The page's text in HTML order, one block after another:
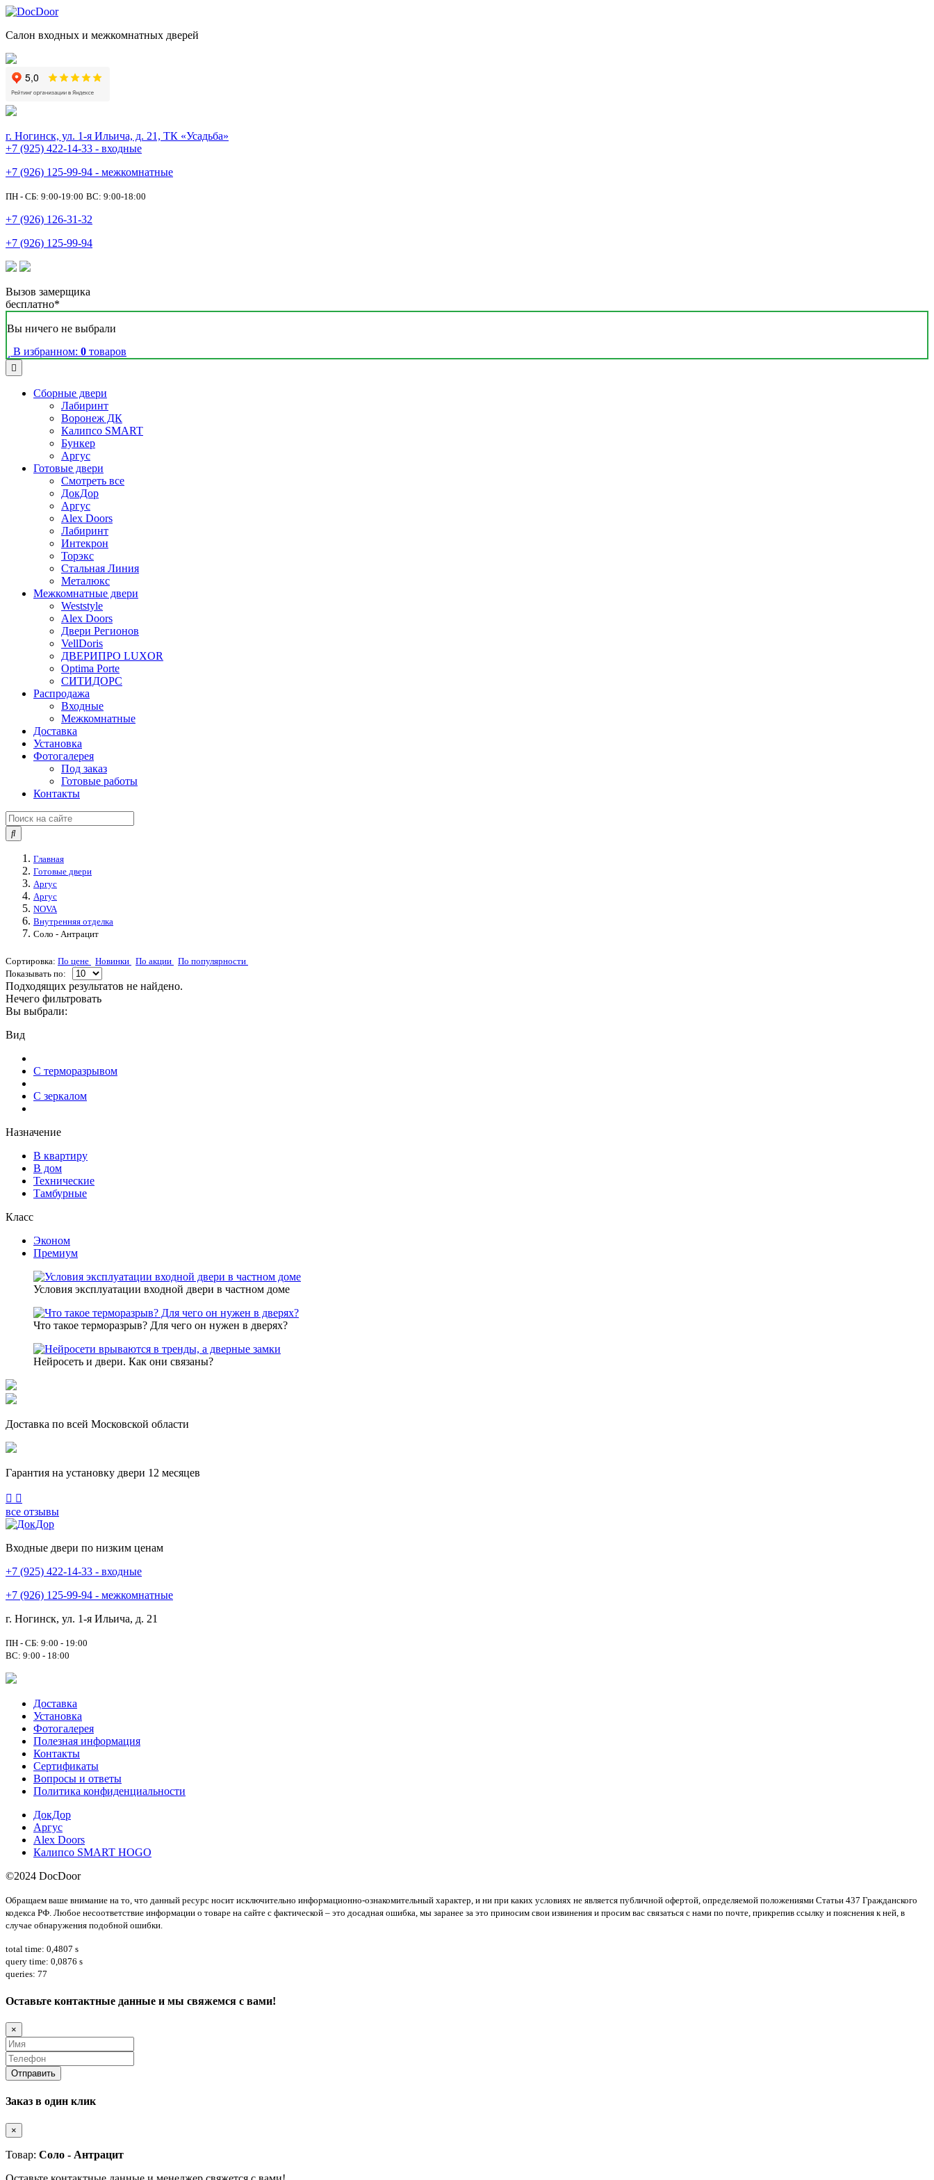
Салон входных и межкомнатных дверей
г. Ногинск, ул. 1-я Ильича, д. 21, ТК «Усадьба»
+7 (925) 422-14-33 - входные
+7 (926) 125-99-94 - межкомнатные
ПН - СБ: 9:00-19:00 ВС: 9:00-18:00
+7 (926) 126-31-32
+7 (926) 125-99-94
Вызов замерщика
бесплатно*
Вы ничего не выбрали
В избранном: 0 товаров
Сборные двери
Лабиринт
Воронеж ДК
Калипсо SMART
Бункер
Аргус
Готовые двери
Смотреть все
ДокДор
Аргус
Alex Doors
Лабиринт
Интекрон
Торэкс
Стальная Линия
Металюкс
Межкомнатные двери
Weststyle
Alex Doors
Двери Регионов
VellDoris
ДВЕРИПРО LUXOR
Optima Porte
СИТИДОРС
Распродажа
Входные
Межкомнатные
Доставка
Установка
Фотогалерея
Под заказ
Готовые работы
Контакты
Главная
Готовые двери
Аргус
Аргус
NOVA
Внутренняя отделка
Соло - Антрацит
Сортировка: По цене Новинки По акции По популярности
Показывать по:
Подходящих результатов не найдено.
Нечего фильтровать
Вы выбрали:
Вид
С терморазрывом
С зеркалом
Назначение
В квартиру
В дом
Технические
Тамбурные
Класс
Эконом
Премиум
Условия эксплуатации входной двери в частном доме
Что такое терморазрыв? Для чего он нужен в дверях?
Нейросеть и двери. Как они связаны?
Доставка по всей Московской области
Гарантия на установку двери 12 месяцев
Previous
все отзывы
Входные двери по низким ценам
+7 (925) 422-14-33 - входные
+7 (926) 125-99-94 - межкомнатные
г. Ногинск, ул. 1-я Ильича, д. 21
ПН - СБ: 9:00 - 19:00
ВС: 9:00 - 18:00
Доставка
Установка
Фотогалерея
Полезная информация
Контакты
Сертификаты
Вопросы и ответы
Политика конфиденциальности
ДокДор
Аргус
Alex Doors
Калипсо SMART HOGO
©2024 DocDoor
Обращаем ваше внимание на то, что данный ресурс носит исключительно информационно-ознакомительный характер, и ни при каких условиях не является публичной офертой, определяемой положениями Статьи 437 Гражданского
кодекса РФ. Любое несоответствие информации о товаре на сайте с фактической – это досадная ошибка, мы заранее за это приносим свои извинения и просим вас связаться с нами по почте, прикрепив ссылку и пояснения к ней, в
случае обнаружения подобной ошибки.
total time: 0,4807 s
query time: 0,0876 s
queries: 77
Оставьте контактные данные и мы свяжемся с вами!
×
Заказ в один клик
×
Товар: Соло - Антрацит